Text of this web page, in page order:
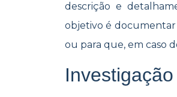
descrição e
objetivo é documentar
ou para que, em caso